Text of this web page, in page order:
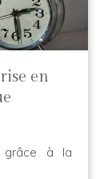
en
grâce à la